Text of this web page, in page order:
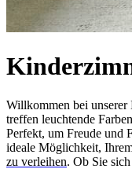
Willkommen bei
treffen leuchtende
Perfekt, um Freude und
ideale Möglichkeit,
zu verleihen. Ob Sie